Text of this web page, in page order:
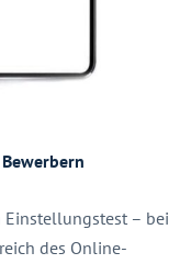
Einstellungstest – bei
des Online-